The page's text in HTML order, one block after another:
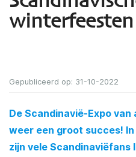
winterfeesten
Gepubliceerd op: 31-10-2022
De Scandinavië-Expo
weer een groot succes! In
zijn vele Scandinaviëfans